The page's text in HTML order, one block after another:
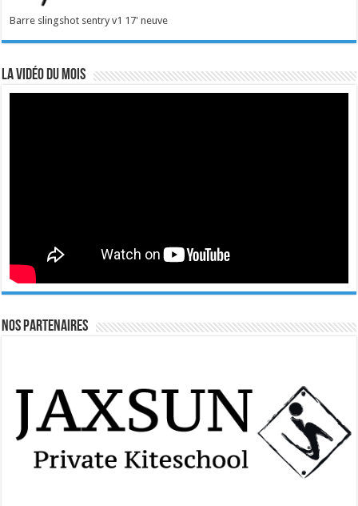
Barre slingshot sentry v1 17' neuve
La vidéo du mois
Nos Partenaires